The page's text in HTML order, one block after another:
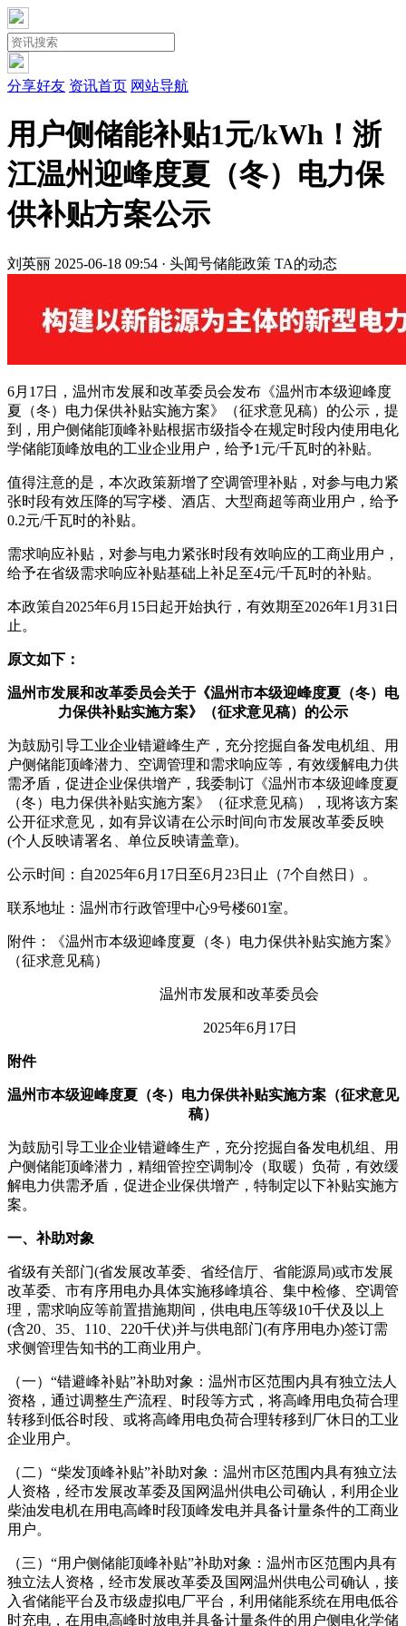
分享好友 资讯首页 网站导航
用户侧储能补贴1元/kWh！浙
江温州迎峰度夏（冬）电力保
供补贴方案公示
刘英丽 2025-06-18 09:54 · 头闻号储能政策 TA的动态
6月17日，温州市发展和改革委员会发布《温州市本级迎峰度
夏（冬）电力保供补贴实施方案》（征求意见稿）的公示，提
到，用户侧储能顶峰补贴根据市级指令在规定时段内使用电化
学储能顶峰放电的工业企业用户，给予1元/千瓦时的补贴。
值得注意的是，本次政策新增了空调管理补贴，对参与电力紧
张时段有效压降的写字楼、酒店、大型商超等商业用户，给予
0.2元/千瓦时的补贴。
需求响应补贴，对参与电力紧张时段有效响应的工商业用户，
给予在省级需求响应补贴基础上补足至4元/千瓦时的补贴。
本政策自2025年6月15日起开始执行，有效期至2026年1月31日
止。
原文如下：
温州市发展和改革委员会关于《温州市本级迎峰度夏（冬）电
力保供补贴实施方案》（征求意见稿）的公示
为鼓励引导工业企业错避峰生产，充分挖掘自备发电机组、用
户侧储能顶峰潜力、空调管理和需求响应等，有效缓解电力供
需矛盾，促进企业保供增产，我委制订《温州市本级迎峰度夏
（冬）电力保供补贴实施方案》（征求意见稿），现将该方案
公开征求意见，如有异议请在公示时间向市发展改革委反映
(个人反映请署名、单位反映请盖章)。
公示时间：自2025年6月17日至6月23日止（7个自然日）。
联系地址：温州市行政管理中心9号楼601室。
附件：《温州市本级迎峰度夏（冬）电力保供补贴实施方案》
（征求意见稿）
温州市发展和改革委员会
2025年6月17日
附件
温州市本级迎峰度夏（冬）电力保供补贴实施方案（征求意见
稿）
为鼓励引导工业企业错避峰生产，充分挖掘自备发电机组、用
户侧储能顶峰潜力，精细管控空调制冷（取暖）负荷，有效缓
解电力供需矛盾，促进企业保供增产，特制定以下补贴实施方
案。
一、补助对象
省级有关部门(省发展改革委、省经信厅、省能源局)或市发展
改革委、市有序用电办具体实施移峰填谷、集中检修、空调管
理，需求响应等前置措施期间，供电电压等级10千伏及以上
(含20、35、110、220千伏)并与供电部门(有序用电办)签订需
求侧管理告知书的工商业用户。
（一）“错避峰补贴”补助对象：温州市区范围内具有独立法人
资格，通过调整生产流程、时段等方式，将高峰用电负荷合理
转移到低谷时段、或将高峰用电负荷合理转移到厂休日的工业
企业用户。
（二）“柴发顶峰补贴”补助对象：温州市区范围内具有独立法
人资格，经市发展改革委及国网温州供电公司确认，利用企业
柴油发电机在用电高峰时段顶峰发电并具备计量条件的工商业
用户。
（三）“用户侧储能顶峰补贴”补助对象：温州市区范围内具有
独立法人资格，经市发展改革委及国网温州供电公司确认，接
入省储能平台及市级虚拟电厂平台，利用储能系统在用电低谷
时充电，在用电高峰时放电并具备计量条件的用户侧电化学储